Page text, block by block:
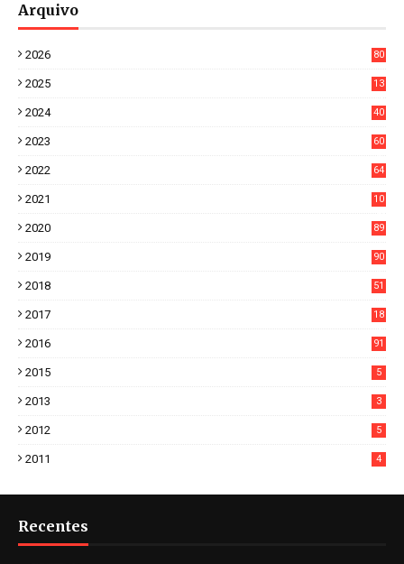
Arquivo
2026
80
2025
13
2024
40
2023
60
2022
64
2021
10
2020
89
2019
90
2018
51
2017
18
2016 91
2015 5
2013 3
2012 5
2011 4
Recentes